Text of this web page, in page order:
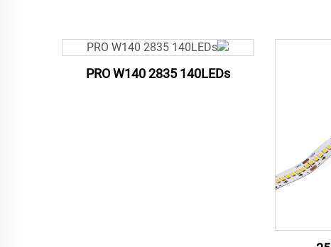
PRO W140 2835 140LEDs